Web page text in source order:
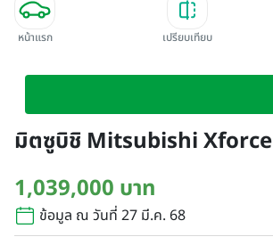
หน้าแรก เปรียบเทียบ
มิตซูบิชิ Mitsubishi
1,039,000 บาท
ข้อมูล ณ วันที่ 27 มี.ค. 68